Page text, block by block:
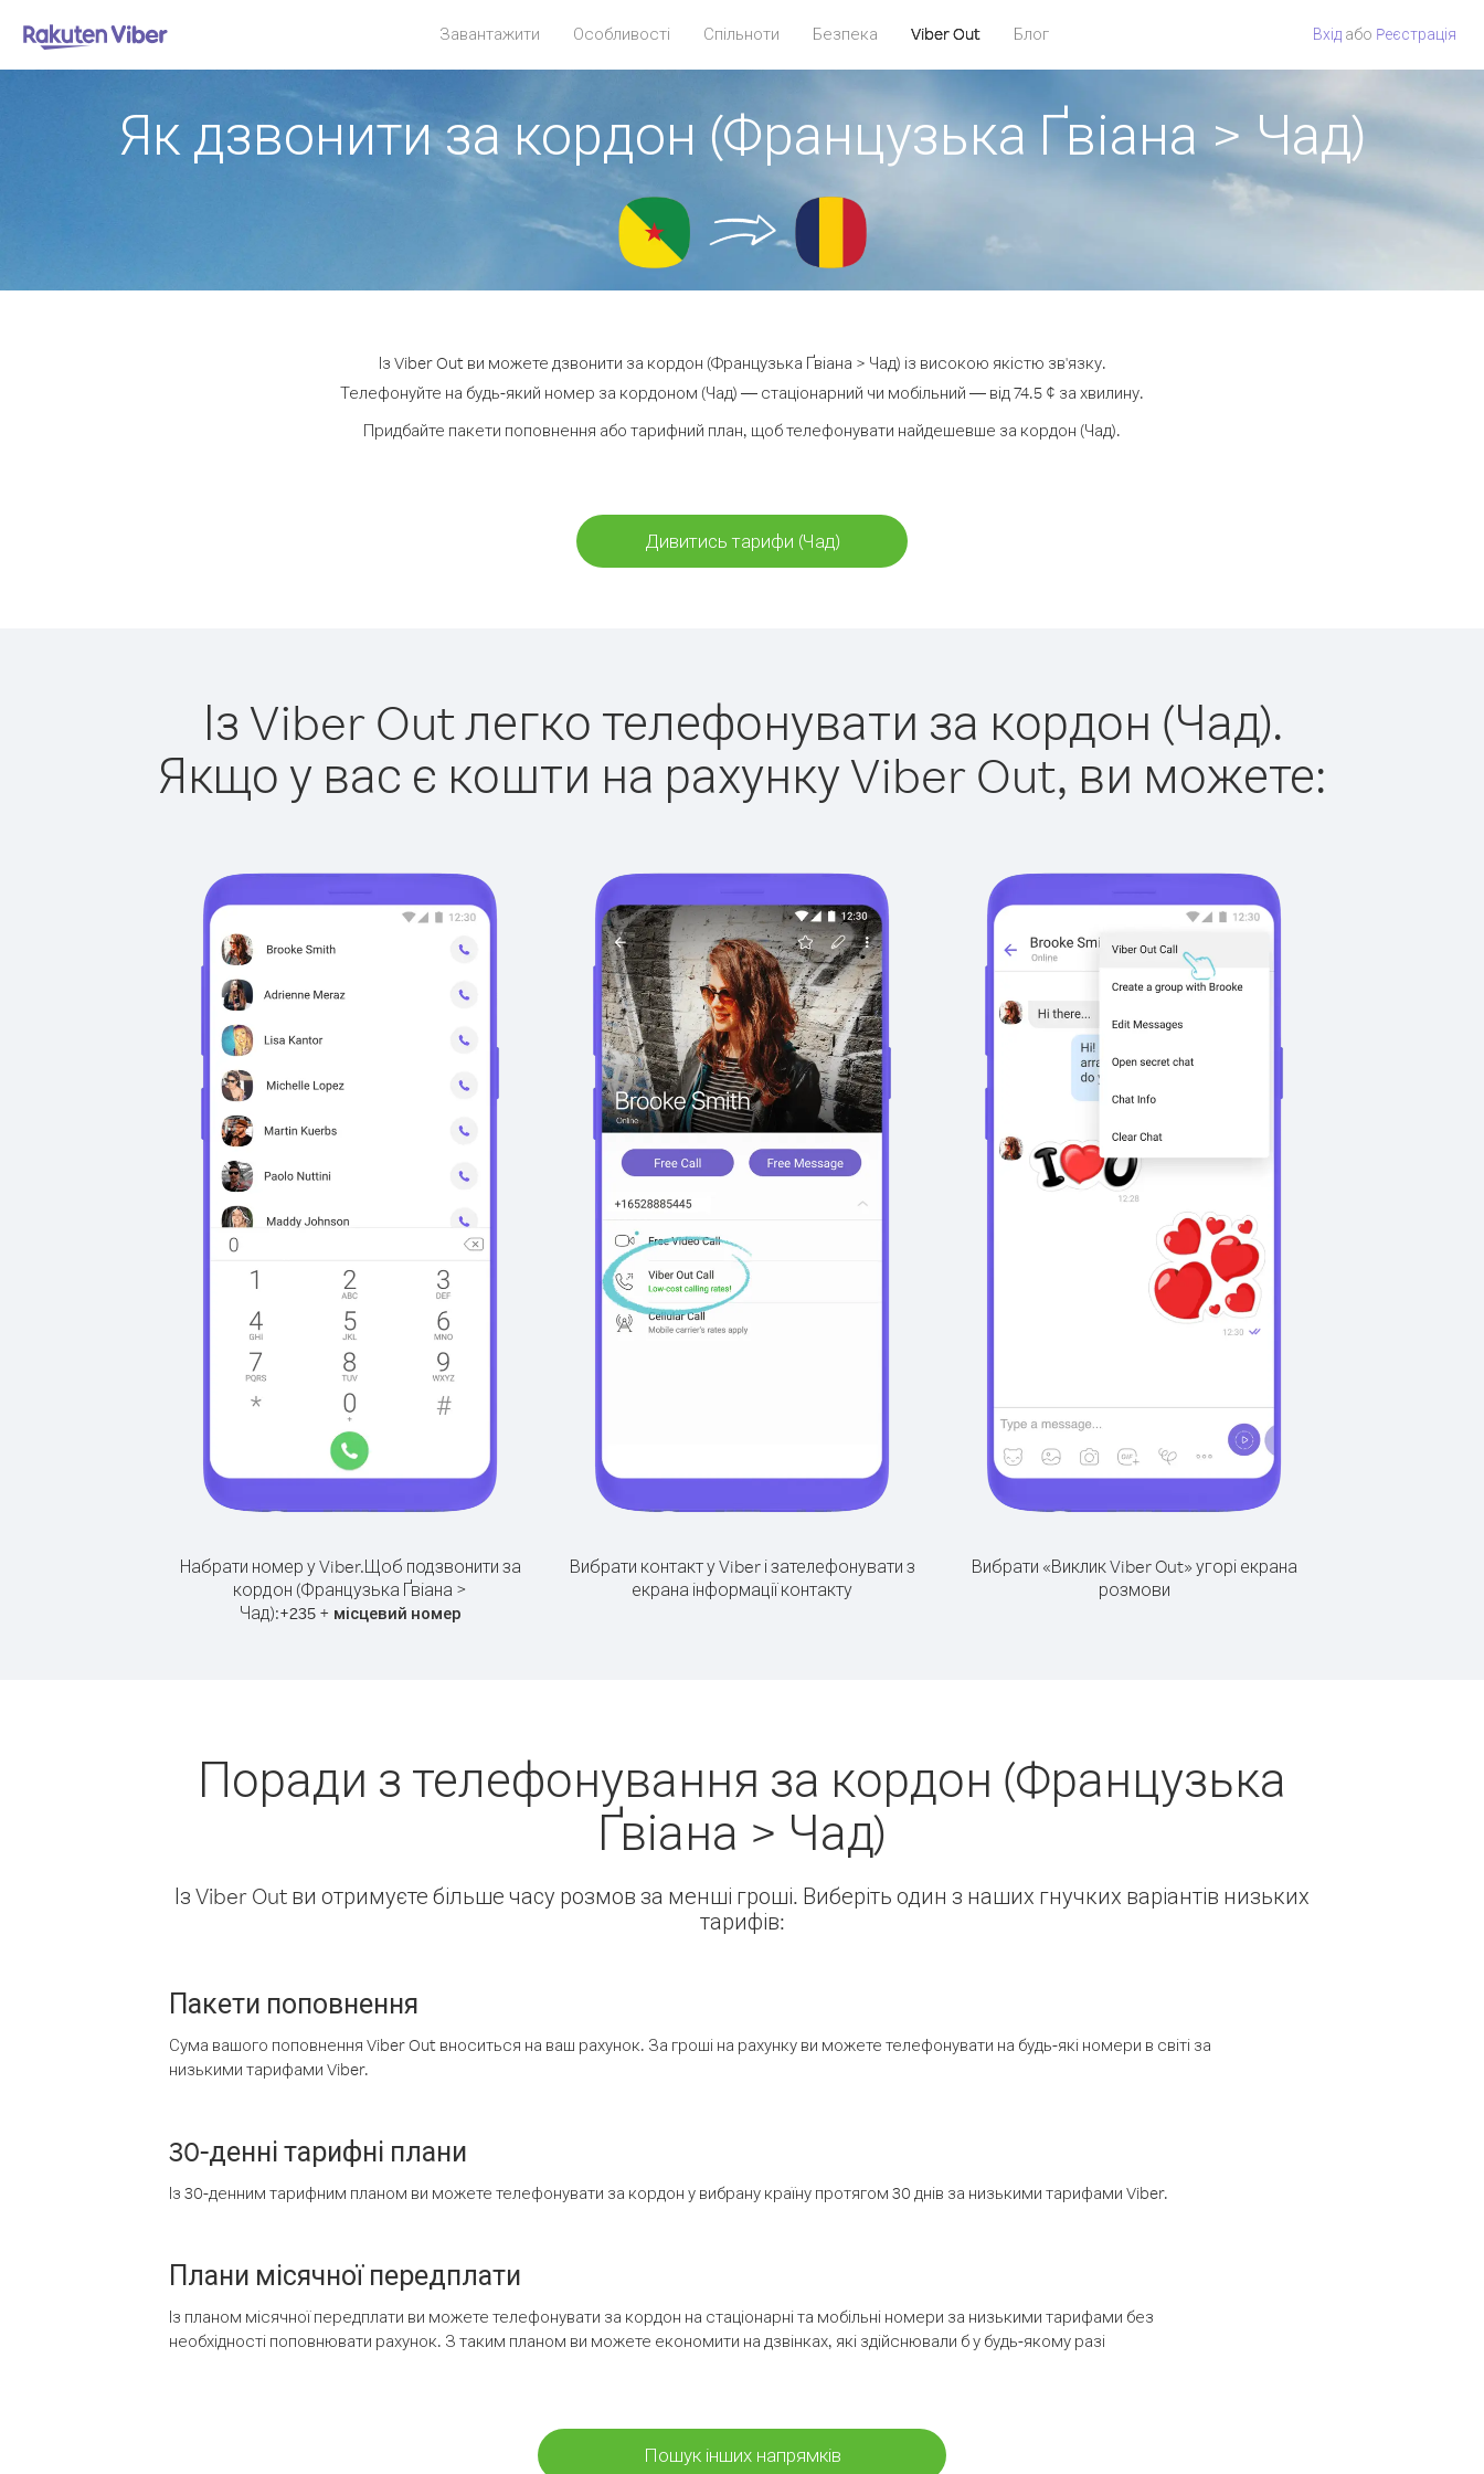
Завантажити Особливості Спільноти Безпека Viber Out Блог Вхід або Pеєстрація
Як дзвонити за кордон (Французька Ґвіана > Чад)
Із Viber Out ви можете дзвонити за кордон (Французька Ґвіана > Чад) із високою якістю зв'язку.
Телефонуйте на будь-який номер за кордоном (Чад) — стаціонарний чи мобільний — від 74.5 ¢ за хвилину.
Придбайте пакети поповнення або тарифний план, щоб телефонувати найдешевше за кордон (Чад).
Дивитись тарифи (Чад)
Із Viber Out легко телефонувати за кордон (Чад).
Якщо у вас є кошти на рахунку Viber Out, ви можете:
Набрати номер у Viber.Щоб подзвонити за
кордон (Французька Ґвіана >
Чад):+235+ місцевий номер
Вибрати контакт у Viber і зателефонувати з
екрана інформації контакту
Вибрати «Виклик Viber Out» угорі екрана
розмови
Поради з телефонування за кордон (Французька
Ґвіана > Чад)
Із Viber Out ви отримуєте більше часу розмов за менші гроші. Виберіть один з наших гнучких варіантів низьких
тарифів:
Пакети поповнення
Сума вашого поповнення Viber Out вноситься на ваш рахунок. За гроші на рахунку ви можете телефонувати на будь-які номери в світі за
низькими тарифами Viber.
30-денні тарифні плани
Із 30-денним тарифним планом ви можете телефонувати за кордон у вибрану країну протягом 30 днів за низькими тарифами Viber.
Плани місячної передплати
Із планом місячної передплати ви можете телефонувати за кордон на стаціонарні та мобільні номери за низькими тарифами без
необхідності поповнювати рахунок. З таким планом ви можете економити на дзвінках, які здійснювали б у будь-якому разі
Пошук інших напрямків